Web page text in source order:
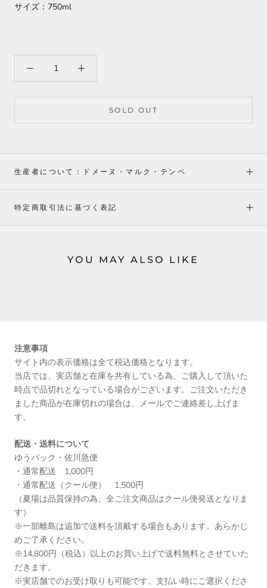
サイズ：750ml
SOLD OUT
生産者について：ドメーヌ・マルク・テンペ
特定商取引法に基づく表記
YOU MAY ALSO LIKE
注意事項
サイト内の表示価格は全て税込価格となります。
当店では、実店舗と在庫を共有している為、ご購入して頂いた
時点で品切れとなっている場合がございます。ご注文いただき
ました商品が在庫切れの場合は、メールでご連絡差し上げま
す。
配送・送料について
ゆうパック・佐川急便
・通常配送 1,000円
・通常配送（クール便） 1,500円
（夏場は品質保持の為、全ご注文商品はクール便発送となりま
す）
※一部離島は追加で送料を頂戴する場合もあります。あらかじ
めご了承ください。
※14,800円（税込）以上のお買い上げで送料無料とさせていた
だきます。
※実店舗でのお受け取りも可能です。支払い時にご選択くださ